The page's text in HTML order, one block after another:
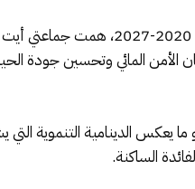
كما تم بنفس المناسبة إعطاء الانطلاقة لمشاريع إضافية ضمن البرنامج الوطني للتزويد بالماء الصالح للشرب
في إطار جهود الدولة لضمان الأمن المائي وتحسين
ما يناهز 180.056.590 درهم، أي ما يفوق 18 مليار سنتيم، وهو ما يعكس الدينامية
الساكنة.